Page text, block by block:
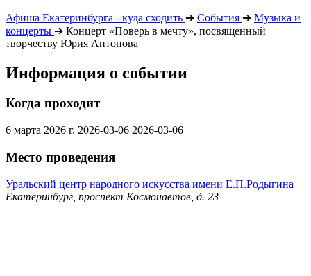
Афиша Екатеринбурга - куда сходить ➔ События ➔ Музыка и
концерты ➔ Концерт «Поверь в мечту», посвященный
творчеству Юрия Антонова
Информация о событии
Когда проходит
6 марта 2026 г. 2026-03-06 2026-03-06
Место проведения
Уральский центр народного искусства имени Е.П.Родыгина
Екатеринбург, проспект Космонавтов, д. 23